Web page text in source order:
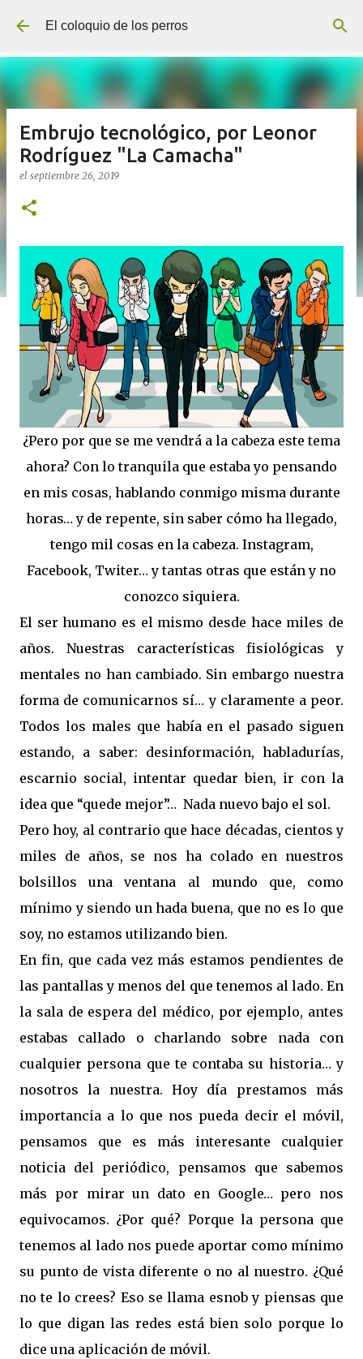
Ir al contenido principal
El coloquio de los perros
Embrujo tecnológico, por Leonor
Rodríguez "La Camacha"
el septiembre 26, 2019
¿Pero por que se me vendrá a la cabeza este tema
ahora? Con lo tranquila que estaba yo pensando
en mis cosas, hablando conmigo misma durante
horas… y de repente, sin saber cómo ha llegado,
tengo mil cosas en la cabeza. Instagram,
Facebook, Twiter… y tantas otras que están y no
conozco siquiera.
El ser humano es el mismo desde hace miles de
años. Nuestras características fisiológicas y
mentales no han cambiado. Sin embargo nuestra
forma de comunicarnos sí… y claramente a peor.
Todos los males que había en el pasado siguen
estando, a saber: desinformación, habladurías,
escarnio social, intentar quedar bien, ir con la
idea que “quede mejor”… Nada nuevo bajo el sol.
Pero hoy, al contrario que hace décadas, cientos y
miles de años, se nos ha colado en nuestros
bolsillos una ventana al mundo que, como
mínimo y siendo un hada buena, que no es lo que
soy, no estamos utilizando bien.
En fin, que cada vez más estamos pendientes de
las pantallas y menos del que tenemos al lado. En
la sala de espera del médico, por ejemplo, antes
estabas callado o charlando sobre nada con
cualquier persona que te contaba su historia… y
nosotros la nuestra. Hoy día prestamos más
importancia a lo que nos pueda decir el móvil,
pensamos que es más interesante cualquier
noticia del periódico, pensamos que sabemos
más por mirar un dato en Google… pero nos
equivocamos. ¿Por qué? Porque la persona que
tenemos al lado nos puede aportar como mínimo
su punto de vista diferente o no al nuestro. ¿Qué
no te lo crees? Eso se llama esnob y piensas que
lo que digan las redes está bien solo porque lo
dice una aplicación de móvil.